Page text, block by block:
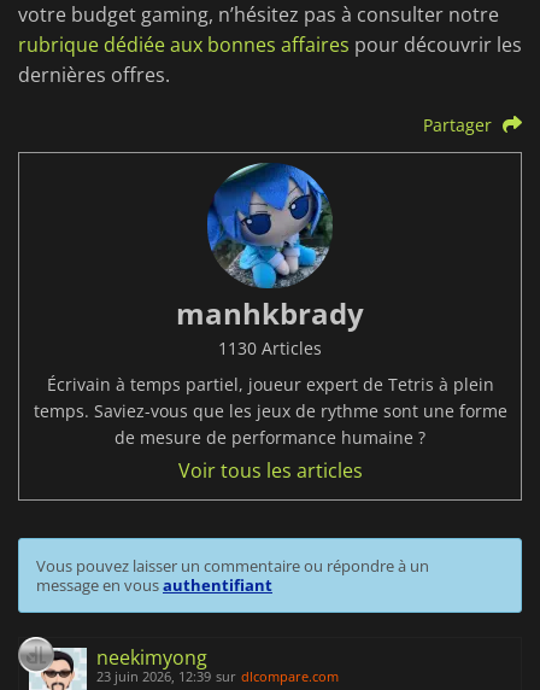
votre budget gaming, n’hésitez pas à consulter notre
rubrique dédiée aux bonnes affaires pour découvrir les
dernières offres.
Partager
manhkbrady
1130 Articles
Écrivain à temps partiel, joueur expert de Tetris à plein
temps. Saviez-vous que les jeux de rythme sont une forme
de mesure de performance humaine ?
Voir tous les articles
Vous pouvez laisser un commentaire ou répondre à un
message en vousauthentifiant
neekimyong
23 juin 2026, 12:39 sur dlcompare.com